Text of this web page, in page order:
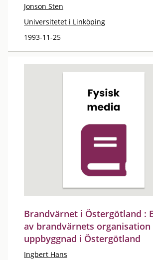
Jonson Sten
Universitetet i Linköping
1993-11-25
Brandvärnet i Östergötland :
av brandvärnets organisation
uppbyggnad i Östergötland
Ingbert Hans